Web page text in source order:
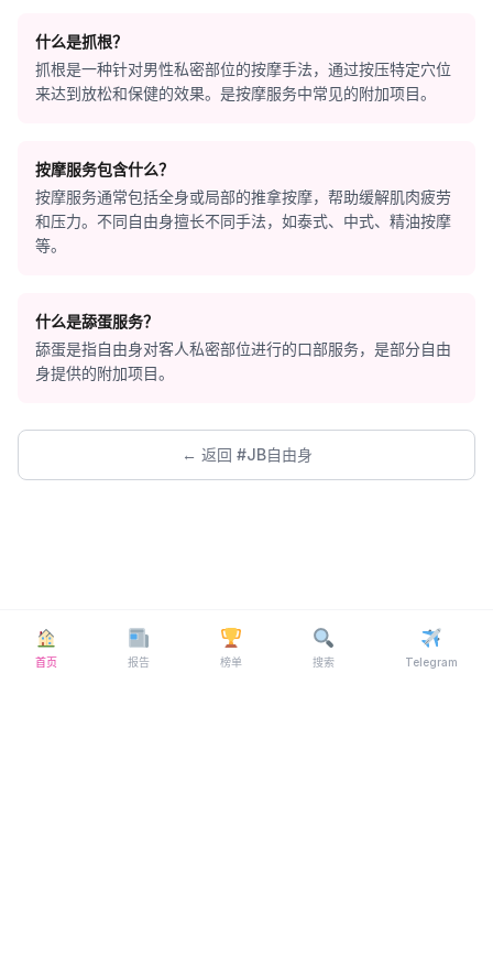
什么是抓根？
抓根是一种针对男性私密部位的按摩手法，通过按压特定穴位
来达到放松和保健的效果。是按摩服务中常见的附加项目。
按摩服务包含什么？
按摩服务通常包括全身或局部的推拿按摩，帮助缓解肌肉疲劳
和压力。不同自由身擅长不同手法，如泰式、中式、精油按摩
等。
什么是舔蛋服务？
舔蛋是指自由身对客人私密部位进行的口部服务，是部分自由
身提供的附加项目。
← 返回 #JB自由身
首页 报告 榜单 搜索 Telegram